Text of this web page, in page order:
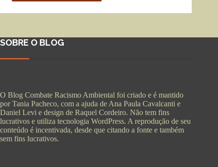
SOBRE O BLOG
O Blog Combate Racismo Ambiental foi criado e é mantido
por Tania Pacheco, com a ajuda de Ana Paula Cavalcanti e
Daniel Levi e design de Raquel Cordeiro. Não tem fins
lucrativos e utiliza tecnologia WordPress. A reprodução de seu
conteúdo é incentivada, desde que citando a fonte e também
sem fins lucrativos.